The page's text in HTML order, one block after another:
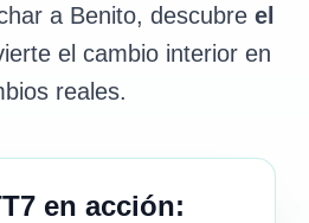
a Benito, descubre el
el cambio interior en
reales.
en acción: